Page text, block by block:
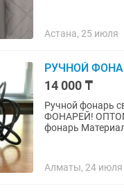
Астана, 25 июля
РУЧНОЙ
14 000 ₸
Ручной фонарь
ФОНАРЕЙ! ОПТОМ
фонарь
Алматы, 24 июля